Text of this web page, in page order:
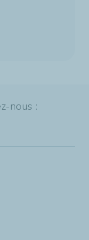
nous :